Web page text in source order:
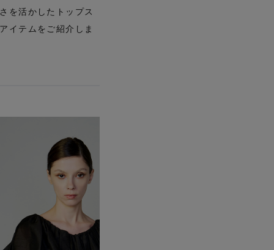
エディターズ・エッセンシャル】
ーシックとトレンドが交差する16の名品
を活かしたトップス
イテムをご紹介しま